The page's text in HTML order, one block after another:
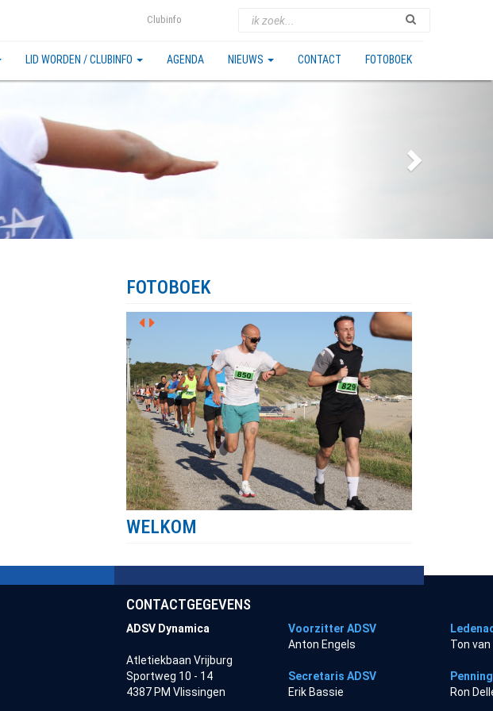
Clubinfo
LID WORDEN / CLUBINFO AGENDA NIEUWS CONTACT FOTOBOEK
FOTOBOEK
WELKOM
CONTACTGEGEVENS
ADSV Dynamica Voorzitter ADSV
Anton Engels
Ton
Atletiekbaan Vrijburg
Sportweg 10 - 14
Secretaris ADSV
4387 PM Vlissingen
Erik Bassie Ron